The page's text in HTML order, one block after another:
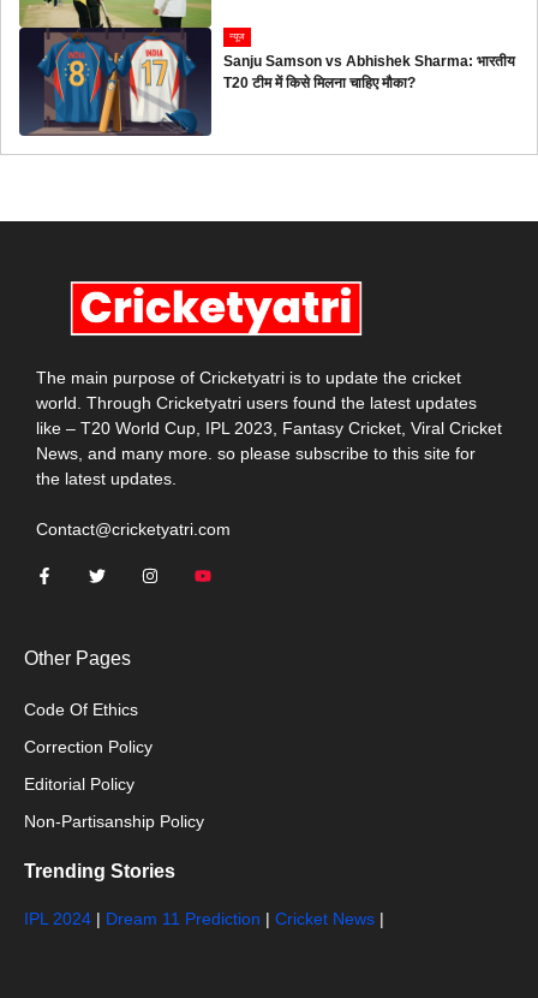
न्यूज
Sanju Samson vs Abhishek Sharma: भारतीय
T20 टीम में किसे मिलना चाहिए मौका?
The main purpose of Cricketyatri is to update the cricket
world. Through Cricketyatri users found the latest updates
like – T20 World Cup, IPL 2023, Fantasy Cricket, Viral Cricket
News, and many more. so please subscribe to this site for
the latest updates.
Contact@cricketyatri.com
Other Pages
Code Of Ethics
Correction Policy
Editorial Policy
Non-Partisanship Policy
Trending Stories
IPL 2024 | Dream 11 Prediction | Cricket News |